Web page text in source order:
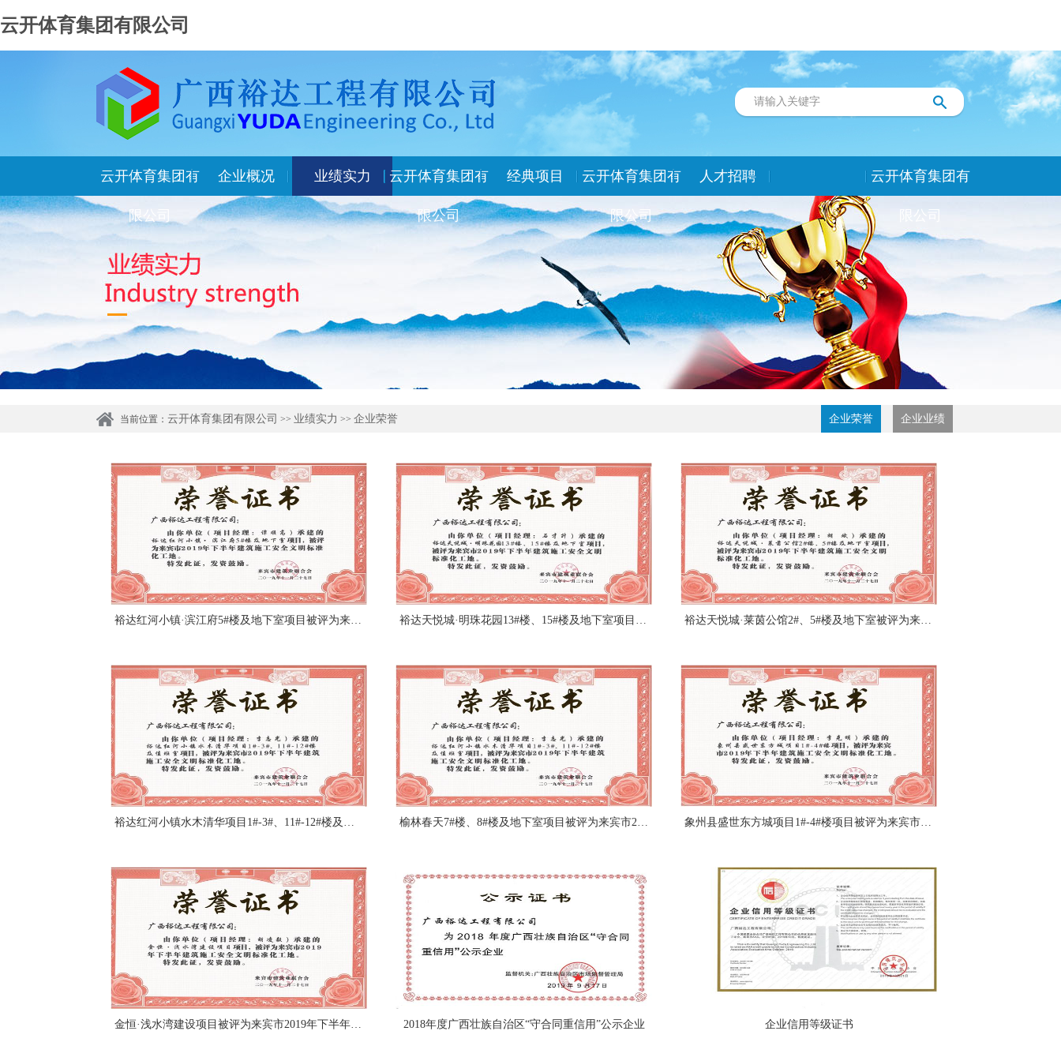
云开体育集团有限公司
云开体育集团有
限公司
企业概况 业绩实力 云开体育集团有
限公司
经典项目 云开体育集团有
限公司
人才招聘 云开体育集团有
限公司
当前位置： 云开体育集团有限公司 >> 业绩实力 >> 企业荣誉 企业荣誉 企业业绩
裕达红河小镇·滨江府5#楼及地下室项目被评为来宾市2019年下半年建筑施工安全文明标准化工地（项目经理：谭顺高） 裕达天悦城·明珠花园13#楼、15#楼及地下室项目被评为来宾市2019年下半年建筑施工安全文明标准化工地（项目经理：石才升） 裕达天悦城·莱茵公馆2#、5#楼及地下室被评为来宾市2019年下半年建筑施工安全文明标准化工地（项目经理：胡斌）
裕达红河小镇水木清华项目1#-3#、11#-12#楼及值班室项目被评为来宾市2019年下半年建筑施工安全文明标准化工地（项目经理：李志光） 榆林春天7#楼、8#楼及地下室项目被评为来宾市2019年下半年建筑施工安全文明标准化工地（项目经理：韦冬） 象州县盛世东方城项目1#-4#楼项目被评为来宾市2019年下半年建筑施工安全文明标准化工地（项目经理：李克明）
金恒·浅水湾建设项目被评为来宾市2019年下半年建筑施工安全文明标准化工地（项目经理：胡凌毅） 2018年度广西壮族自治区“守合同重信用”公示企业 企业信用等级证书